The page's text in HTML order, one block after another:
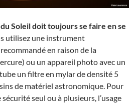
Soleil doit toujours se faire en se
utilisez une instrument
en raison de la
ou un appareil photo avec un
un filtre en mylar de densité 5
de matériel astronomique. Pour
seul ou à plusieurs, l’usage